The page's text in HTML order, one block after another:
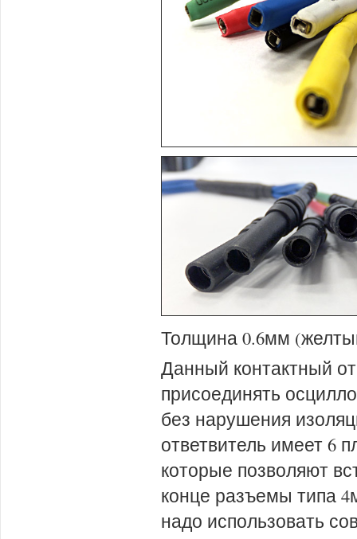
Толщина 0.6мм
Данный контактный
присоединять
без нарушения
ответвитель имеет 6
которые позволяют
конце разъемы типа
надо использовать